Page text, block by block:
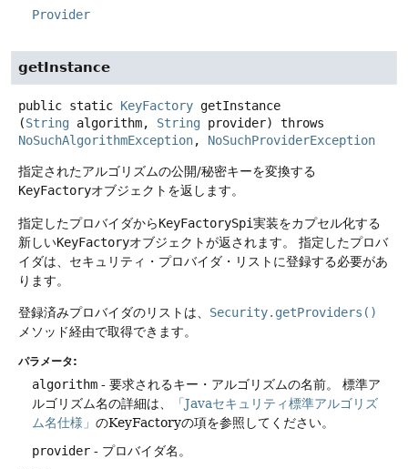
Provider
getInstance
public static KeyFactory getInstance
(String algorithm, String provider)
throws
NoSuchAlgorithmException, NoSuchProviderException
指定されたアルゴリズムの公開/秘密キーを変換する
KeyFactoryオブジェクトを返します。
指定したプロバイダからKeyFactorySpi実装をカプセル化する
新しいKeyFactoryオブジェクトが返されます。
指定したプロバ
イダは、セキュリティ・プロバイダ・リストに登録する必要があ
ります。
登録済みプロバイダのリストは、 Security.getProviders()
メソッド経由で取得できます。
パラメータ:
algorithm - 要求されるキー・アルゴリズムの名前。
標準ア
ルゴリズム名の詳細は、
「Javaセキュリティ標準アルゴリズ
ム名仕様」 のKeyFactoryの項を参照してください。
provider - プロバイダ名。